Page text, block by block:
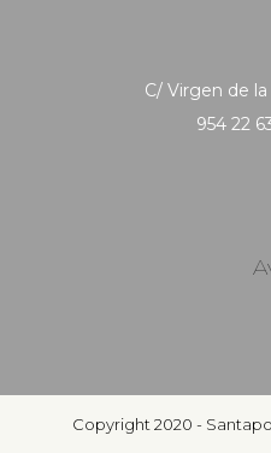
C/ Virgen de la
954 22
Copyright 2020 -